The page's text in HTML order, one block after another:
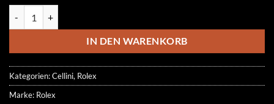
499.00 €249.00 €.
IN DEN WARENKORB
Kategorien:Cellini, Rolex
Marke: Rolex